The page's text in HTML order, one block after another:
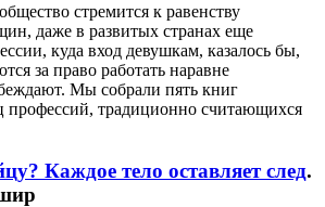
стремится к равенству
даже в развитых странах еще
куда вход девушкам, казалось бы,
за право работать наравне
Мы собрали пять книг
профессий, традиционно считающихся
Каждое тело оставляет след.